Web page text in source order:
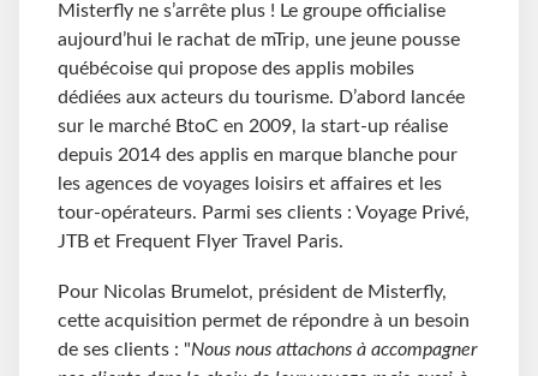
Misterfly ne s’arrête plus ! Le groupe officialise
aujourd’hui le rachat de mTrip, une jeune pousse
québécoise qui propose des applis mobiles
dédiées aux acteurs du tourisme. D’abord lancée
sur le marché BtoC en 2009, la start-up réalise
depuis 2014 des applis en marque blanche pour
les agences de voyages loisirs et affaires et les
tour-opérateurs. Parmi ses clients : Voyage Privé,
JTB et Frequent Flyer Travel Paris.
Pour Nicolas Brumelot, président de Misterfly,
cette acquisition permet de répondre à un besoin
de ses clients : "Nous nous attachons à accompagner